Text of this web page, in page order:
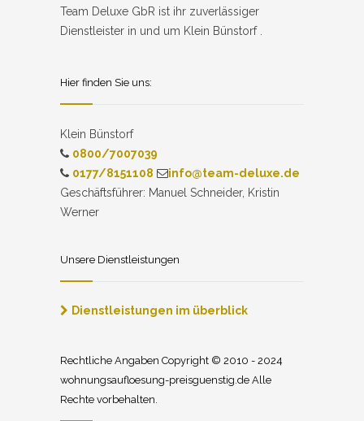
Team Deluxe GbR ist ihr zuverlässiger
Dienstleister in und um Klein Bünstorf .
Hier finden Sie uns:
Klein Bünstorf
0800/7007039
0177/8151108
info@team-deluxe.de
Geschäftsführer: Manuel Schneider, Kristin
Werner
Unsere Dienstleistungen
Dienstleistungen im überblick
Rechtliche Angaben Copyright © 2010 - 2024
wohnungsaufloesung-preisguenstig.de Alle
Rechte vorbehalten.